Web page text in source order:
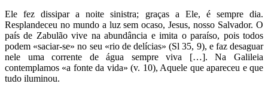
Ele fez dissipar a noite sinistra; graças a Ele, é sempre dia.
Resplandeceu no mundo a luz sem ocaso, Jesus, nosso Salvador. O
país de Zabulão vive na abundância e imita o paraíso, pois todos
podem «saciar-se» no seu «rio de delícias» (Sl 35, 9), e faz desaguar
nele uma corrente de água sempre viva […]. Na Galileia
contemplamos «a fonte da vida» (v. 10), Aquele que apareceu e que
tudo iluminou.